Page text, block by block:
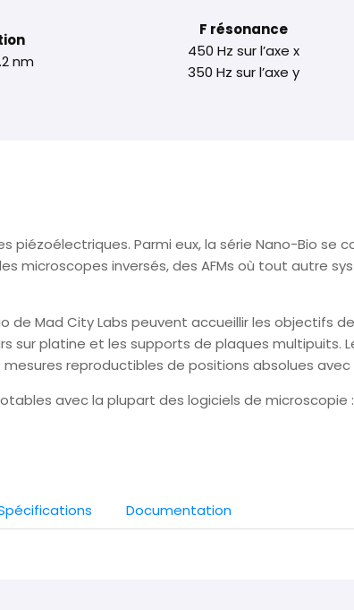
nm
F résonance
450 Hz sur l’axe x
350 Hz sur l’axe y
Parmi eux, la série Nano-Bio se
microscopes inversés, des AFMs où tout autre
de Mad City Labs peuvent accueillir les objectifs
sur platine et les supports de plaques multipuits.
reproductibles de positions absolues avec
avec la plupart des logiciels de microscopie
Documentation